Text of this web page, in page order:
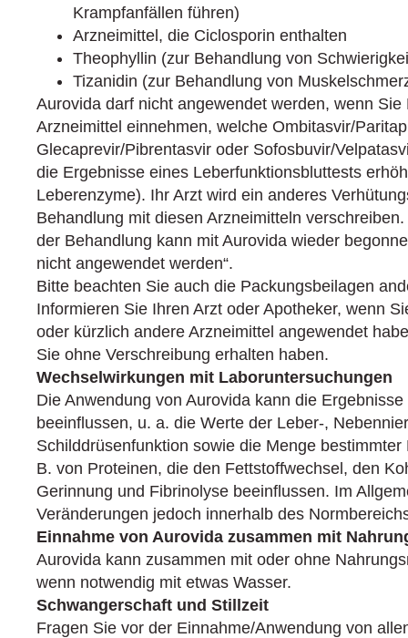
Krampfanfällen führen)
Arzneimittel, die Ciclosporin enthalten
Theophyllin (zur Behandlung von
Tizanidin (zur Behandlung von
Aurovida darf nicht angewendet werden, wenn
Arzneimittel einnehmen, welche Ombitasvir/
Glecaprevir/Pibrentasvir oder Sofosbuvir/
die Ergebnisse eines Leberfunktionsbluttests
Leberenzyme). Ihr Arzt wird ein anderes
Behandlung mit diesen Arzneimitteln
der Behandlung kann mit Aurovida wieder
nicht angewendet werden“.
Bitte beachten Sie auch die Packungsbeilagen
Informieren Sie Ihren Arzt oder Apotheker, wenn
oder kürzlich andere Arzneimittel angewendet
Sie ohne Verschreibung erhalten haben.
Wechselwirkungen mit Laboruntersuchungen
Die Anwendung von Aurovida kann die
beeinflussen, u. a. die Werte der Leber-,
Schilddrüsenfunktion sowie die Menge
B. von Proteinen, die den Fettstoffwechsel, den
Gerinnung und Fibrinolyse beein­flussen. Im
Veränderungen jedoch innerhalb des
Einnahme von Aurovida zusammen mit
Aurovida kann zusammen mit oder ohne
wenn notwendig mit etwas Wasser.
Schwangerschaft und Stillzeit
Fragen Sie vor der Einnahme/Anwendung von